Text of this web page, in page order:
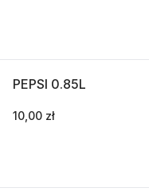
PEPSI 0.85L
10,00 zł